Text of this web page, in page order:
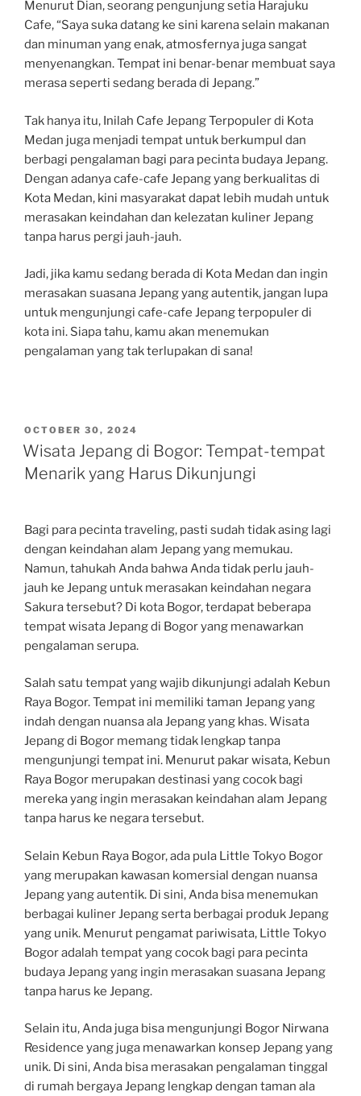
Menurut Dian, seorang pengunjung setia Harajuku
Cafe, “Saya suka datang ke sini karena selain makanan
dan minuman yang enak, atmosfernya juga sangat
menyenangkan. Tempat ini benar-benar membuat saya
merasa seperti sedang berada di Jepang.”
Tak hanya itu, Inilah Cafe Jepang Terpopuler di Kota
Medan juga menjadi tempat untuk berkumpul dan
berbagi pengalaman bagi para pecinta budaya Jepang.
Dengan adanya cafe-cafe Jepang yang berkualitas di
Kota Medan, kini masyarakat dapat lebih mudah untuk
merasakan keindahan dan kelezatan kuliner Jepang
tanpa harus pergi jauh-jauh.
Jadi, jika kamu sedang berada di Kota Medan dan ingin
merasakan suasana Jepang yang autentik, jangan lupa
untuk mengunjungi cafe-cafe Jepang terpopuler di
kota ini. Siapa tahu, kamu akan menemukan
pengalaman yang tak terlupakan di sana!
POSTED
ON
OCTOBER 30, 2024
Wisata Jepang di Bogor: Tempat-tempat
Menarik yang Harus Dikunjungi
Bagi para pecinta traveling, pasti sudah tidak asing lagi
dengan keindahan alam Jepang yang memukau.
Namun, tahukah Anda bahwa Anda tidak perlu jauh-
jauh ke Jepang untuk merasakan keindahan negara
Sakura tersebut? Di kota Bogor, terdapat beberapa
tempat wisata Jepang di Bogor yang menawarkan
pengalaman serupa.
Salah satu tempat yang wajib dikunjungi adalah Kebun
Raya Bogor. Tempat ini memiliki taman Jepang yang
indah dengan nuansa ala Jepang yang khas. Wisata
Jepang di Bogor memang tidak lengkap tanpa
mengunjungi tempat ini. Menurut pakar wisata, Kebun
Raya Bogor merupakan destinasi yang cocok bagi
mereka yang ingin merasakan keindahan alam Jepang
tanpa harus ke negara tersebut.
Selain Kebun Raya Bogor, ada pula Little Tokyo Bogor
yang merupakan kawasan komersial dengan nuansa
Jepang yang autentik. Di sini, Anda bisa menemukan
berbagai kuliner Jepang serta berbagai produk Jepang
yang unik. Menurut pengamat pariwisata, Little Tokyo
Bogor adalah tempat yang cocok bagi para pecinta
budaya Jepang yang ingin merasakan suasana Jepang
tanpa harus ke Jepang.
Selain itu, Anda juga bisa mengunjungi Bogor Nirwana
Residence yang juga menawarkan konsep Jepang yang
unik. Di sini, Anda bisa merasakan pengalaman tinggal
di rumah bergaya Jepang lengkap dengan taman ala